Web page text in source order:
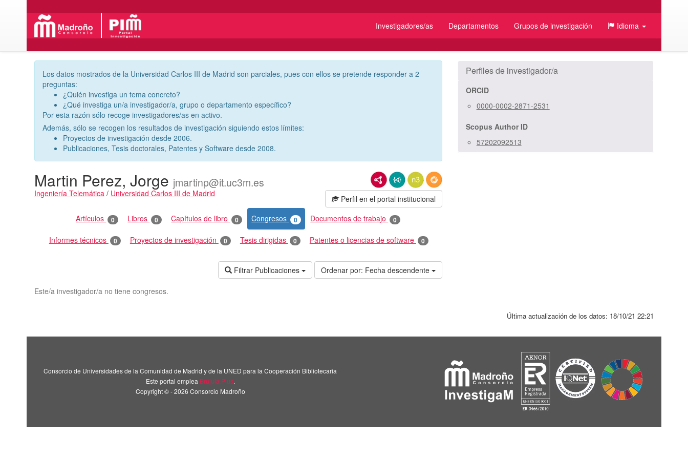
Investigadores/as Departamentos Grupos de investigación Idioma
Los datos mostrados de la Universidad Carlos III de Madrid son parciales, pues con ellos se pretende responder a 2
preguntas:
¿Quién investiga un tema concreto?
¿Qué investiga un/a investigador/a, grupo o departamento específico?
Por esta razón sólo recoge investigadores/as en activo.
Además, sólo se recogen los resultados de investigación siguiendo estos límites:
Proyectos de investigación desde 2006.
Publicaciones, Tesis doctorales, Patentes y Software desde 2008.
RDF/XMLJSON-LDN3/TurtleRDF/JSON
Perfil en el portal institucional
Martin Perez, Jorge jmartinp@it.uc3m.es
Ingeniería Telemática / Universidad Carlos III de Madrid
Actividades
Artículos 0 Libros 0 Capítulos de libro 0 Congresos 0 Documentos de trabajo 0
Informes técnicos 0 Proyectos de investigación 0 Tesis dirigidas 0 Patentes o licencias de software 0
Filtrar Publicaciones Ordenar por: Fecha descendente
Este/a investigador/a no tiene congresos.
Perfiles de investigador/a
ORCID
0000-0002-2871-2531
Scopus Author ID
57202092513
Última actualización de los datos: 18/10/21 22:21
Consorcio de Universidades de la Comunidad de Madrid y de la UNED para la Cooperación Bibliotecaria
Este portal emplea Brújula Plus.
Copyright © - 2026 Consorcio Madroño